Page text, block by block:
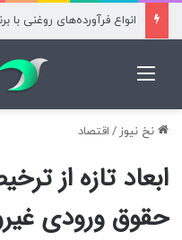
انواع فرآورده‌های روغنی با
نخ نیوز / اقتصاد
ابعاد تازه از
حقوق ورودی